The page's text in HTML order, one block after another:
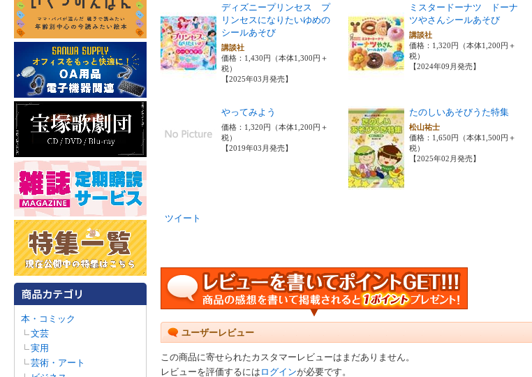
本・コミック
文芸
実用
芸術・アート
ディズニープリンセス プ
リンセスになりたいゆめの
シールあそび
講談社
価格：1,430円（本体1,300円＋
税）
【2025年03月発売】
ミスタードーナツ ドーナ
ツやさんシールあそび
講談社
価格：1,320円（本体1,200円＋
税）
【2024年09月発売】
やってみよう
価格：1,320円（本体1,200円＋
税）
【2019年03月発売】
たのしいあそびうた特集
松山祐士
価格：1,650円（本体1,500円＋
税）
【2025年02月発売】
ツイート
ユーザーレビュー
この商品に寄せられたカスタマーレビューはまだありません。
レビューを評価するには ログインが必要です。